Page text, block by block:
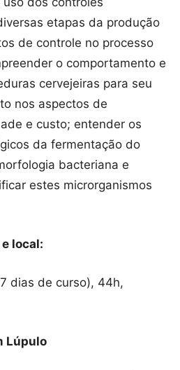
etapas da produção
de controle no processo
o comportamento e
cervejeiras para seu
nos aspectos de
e custo; entender os
da fermentação do
bacteriana e
estes microrganismos
local:
dias de curso), 44h,
Lúpulo